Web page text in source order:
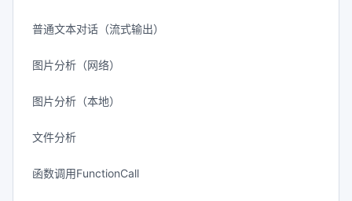
普通文本对话（流式输出）
图片分析（网络）
图片分析（本地）
文件分析
函数调用FunctionCall